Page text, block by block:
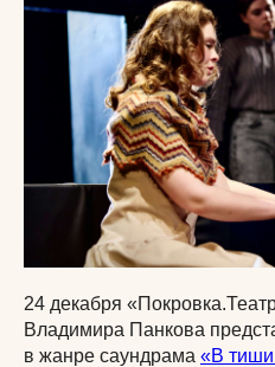
24 декабря
Владимира Панкова
в жанре саундрама «В